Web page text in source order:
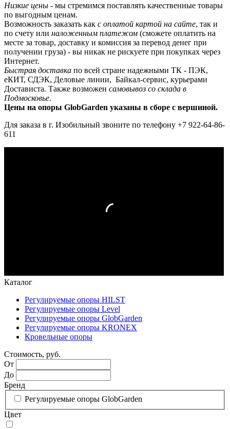
Низкие цены - мы стремимся поставлять качественные товары
по выгодным ценам.
Возможность заказать как с оплатой картой на сайте, так и
по счету или наложенным платежом (сможете оплатить на
месте за товар, доставку и комиссия за перевод денег при
получении груза) - вы никак не рискуете при покупках через
Интернет.
Быстрая доставка по всей стране надежными ТК - ПЭК,
еКИТ, СДЭК, Деловые линии, Байкал-сервис, курьерами
Достависта. Также возможен самовывоз со склада в
Подмосковье.
Цены на опоры GlobGarden указаны в сборе с вершиной.
Для заказа в г. Изобильный звоните по телефону +7 922-64-86-
611
Каталог
Регулируемые опоры HILST
Регулируемые опоры Level
Регулируемые опоры GlobGarden
Регулируемые опоры KRONEX
Кровельные опоры
Стоимость, руб.
От
До
Бренд
Регулируемые опоры GlobGarden
Цвет